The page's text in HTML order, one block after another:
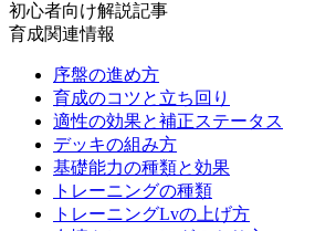
初心者向け解説記事
育成関連情報
序盤の進め方
育成のコツと立ち回り
適性の効果と補正ステータス
デッキの組み方
基礎能力の種類と効果
トレーニングの種類
トレーニングLvの上げ方